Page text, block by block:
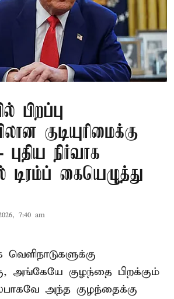
பிறப்பு
குடியுரிமைக்கு
புதிய நிர்வாக
டிரம்ப் கையெழுத்து
7:40 am
வெளிநாடுகளுக்கு
அங்கேயே குழந்தை பிறக்கும்
அந்த குழந்தைக்கு